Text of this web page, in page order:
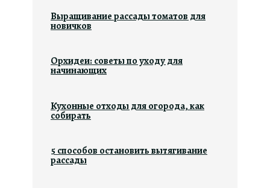
Выращивание рассады томатов для
новичков
Орхидеи: советы по уходу для
начинающих
Кухонные отходы для огорода, как
собирать
5 способов остановить вытягивание
рассады